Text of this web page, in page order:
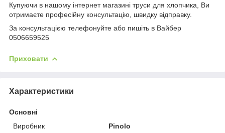
Купуючи в нашому інтернет магазині труси для хлопчика, Ви
отримаєте професійну консультацію, швидку відправку.
За консультацією телефонуйте або пишіть в Вайбер
0506659525
Приховати
Характеристики
Основні
Виробник
Pinolo